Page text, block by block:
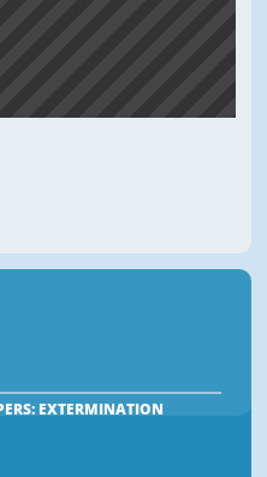
EXTERMINATION